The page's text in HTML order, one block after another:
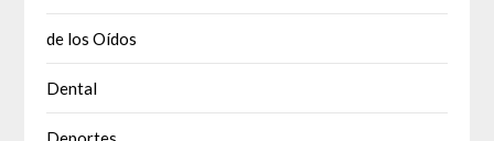
de los Oídos
Dental